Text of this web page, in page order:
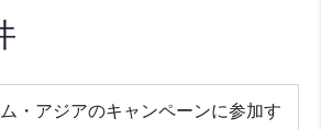
・アジアのキャンペーンに参加す